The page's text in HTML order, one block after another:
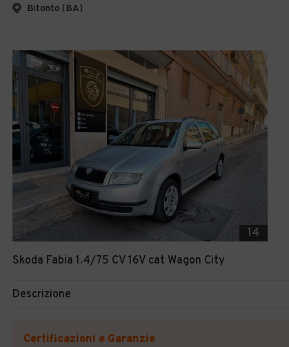
Bitonto (BA)
14
Skoda Fabia 1.4/75 CV 16V cat Wagon City
Descrizione
Certificazioni e Garanzie